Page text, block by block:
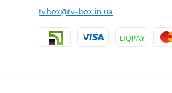
tvbox@tv-box.in.ua